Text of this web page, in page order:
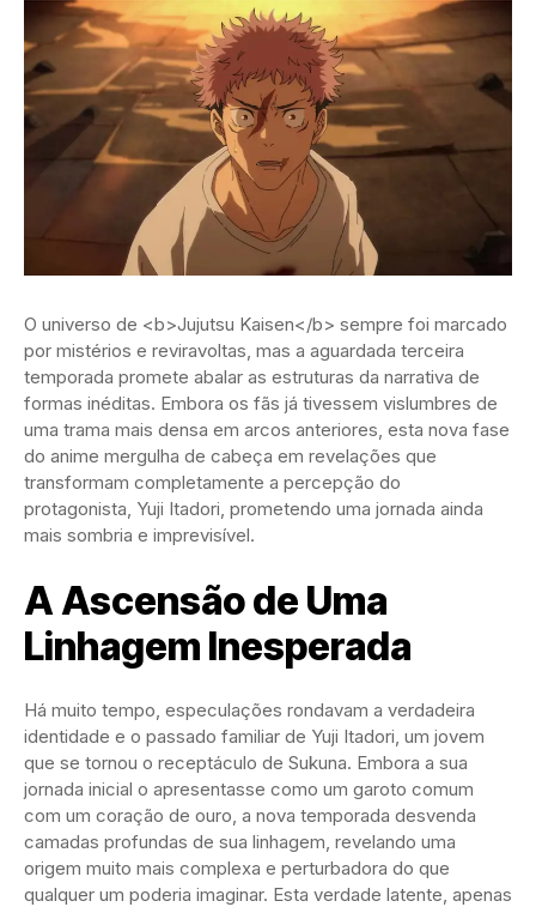
O universo de <b>Jujutsu Kaisen</b> sempre foi marcado
por mistérios e reviravoltas, mas a aguardada terceira
temporada promete abalar as estruturas da narrativa de
formas inéditas. Embora os fãs já tivessem vislumbres de
uma trama mais densa em arcos anteriores, esta nova fase
do anime mergulha de cabeça em revelações que
transformam completamente a percepção do
protagonista, Yuji Itadori, prometendo uma jornada ainda
mais sombria e imprevisível.
A Ascensão de Uma
Linhagem Inesperada
Há muito tempo, especulações rondavam a verdadeira
identidade e o passado familiar de Yuji Itadori, um jovem
que se tornou o receptáculo de Sukuna. Embora a sua
jornada inicial o apresentasse como um garoto comum
com um coração de ouro, a nova temporada desvenda
camadas profundas de sua linhagem, revelando uma
origem muito mais complexa e perturbadora do que
qualquer um poderia imaginar. Esta verdade latente, apenas